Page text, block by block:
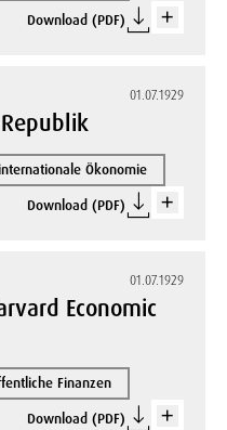
Download (PDF)
01.07.1929
Ökonomie
Download (PDF)
01.07.1929
Economic
Finanzen
Download (PDF)